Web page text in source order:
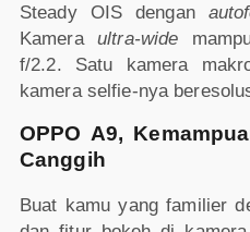
Steady OIS dengan
Kameraultra-wide
f/2.2. Satu kamera
kamera selfie-nya
OPPO A9,
Canggih
Buat kamu yang familier